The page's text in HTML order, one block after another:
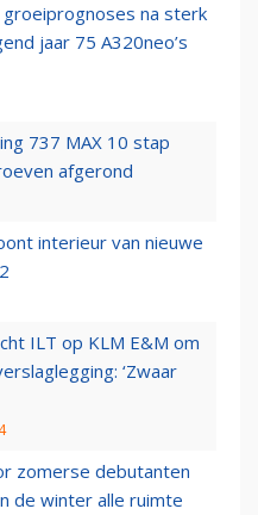
groeiprognoses na sterk
jaar 75 A320neo’s
737 MAX 10 stap
afgerond
interieur van nieuwe
ILT op KLM E&M om
‘Zwaar
zomerse debutanten
de winter alle ruimte